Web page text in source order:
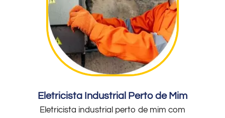
Eletricista Industrial Perto de Mim
Eletricista industrial perto de mim com